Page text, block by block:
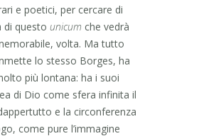
e poetici, per cercare di
di questo unicum che vedrà
volta. Ma tutto
lo stesso Borges, ha
più lontana: ha i suoi
di Dio come sfera infinita il
e la circonferenza
come pure l’immagine